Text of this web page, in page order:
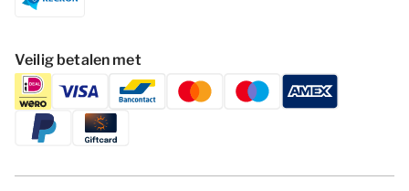
Veilig betalen met